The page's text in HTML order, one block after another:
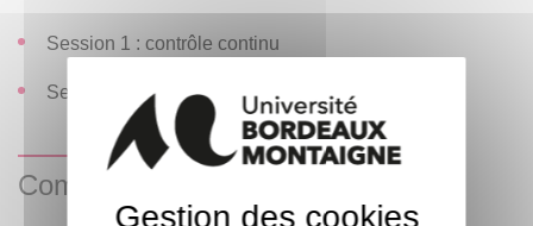
Session 1 : contrôle continu
Session 2 et non-assidus : oral (20 minutes)
Compétences visées
Gestion des cookies